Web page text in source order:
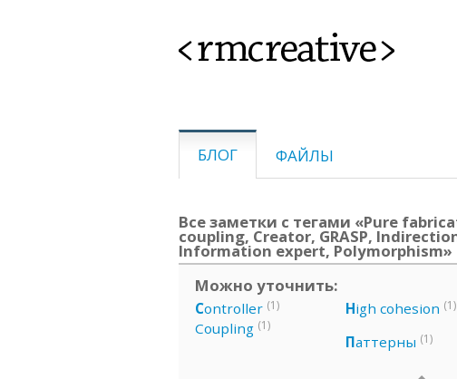
<rmcreative>
БЛОГ ФАЙЛЫ
Все заметки с тегами «Pure
coupling, Creator, GRASP,
Information expert, Polymorphism»
Можно уточнить:
Controller (1)
Coupling (1)
High cohesion (1)
Паттерны (1)